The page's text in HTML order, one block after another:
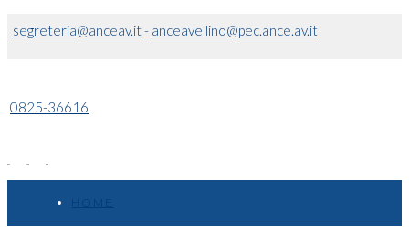
segreteria@anceav.it- anceavellino@pec.ance.av.it
0825-36616